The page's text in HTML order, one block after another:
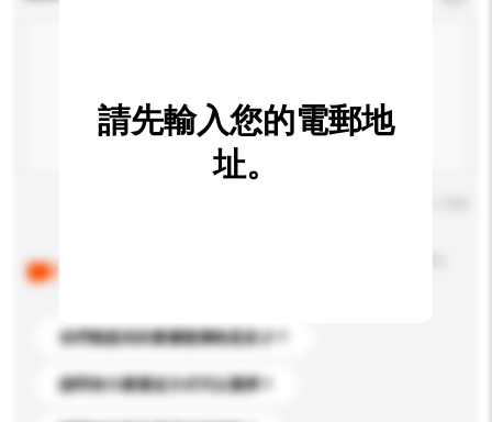
你們能提供的最優惠價格是多少？
請問有什麼運送方式可以選擇？
請先輸入您的電郵地
址。